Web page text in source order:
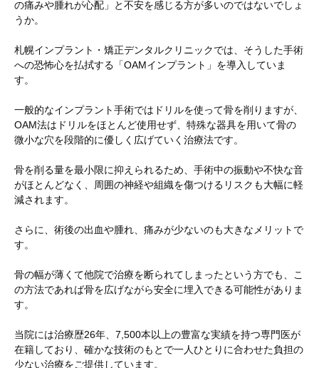
の痛みや腫れが心配」と不安を感じる方が多いのではないでしょ
うか。
札幌インプラント・矯正デンタルクリニックでは、そうした手術
への恐怖心を払拭する「OAMインプラント」を導入していま
す。
一般的なインプラント手術ではドリルを使って骨を削りますが、
OAM法はドリルをほとんど使用せず、特殊な器具を用いて骨の
微小な穴を段階的に優しく広げていく治療法です。
骨を削る量を最小限に抑えられるため、手術中の振動や不快な音
がほとんどなく、周囲の神経や組織を傷つけるリスクも大幅に軽
減されます。
さらに、術後の出血や腫れ、痛みが少ないのも大きなメリットで
す。
骨の幅が薄くて他院で治療を断られてしまったという方でも、こ
の方法であれば骨を広げながら安全に埋入できる可能性がありま
す。
当院には治療歴26年、7,500本以上の豊富な実績を持つ専門医が
在籍しており、確かな技術のもとで一人ひとりに合わせた負担の
少ない治療をご提供しています。